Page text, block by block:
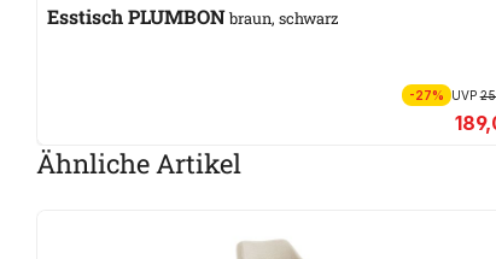
Esstisch PLUMBONbraun, schwarz
-27% UVP
Ähnliche Artikel